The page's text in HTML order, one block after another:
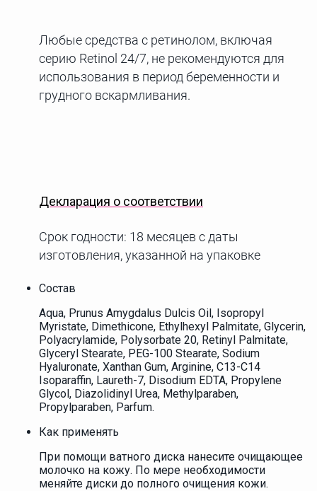
Любые средства с ретинолом, включая
серию Retinol 24/7, не рекомендуются для
использования в период беременности и
грудного вскармливания.
Декларация о соответствии
Срок годности: 18 месяцев с даты
изготовления, указанной на упаковке
Состав
Aqua, Prunus Amygdalus Dulcis Oil, Isopropyl
Myristate, Dimethicone, Ethylhexyl Palmitate, Glycerin,
Polyacrylamide, Polysorbate 20, Retinyl Palmitate,
Glyceryl Stearate, PEG-100 Stearate, Sodium
Hyaluronate, Xanthan Gum, Arginine, C13-C14
Isoparaffin, Laureth-7, Disodium EDTA, Propylene
Glycol, Diazolidinyl Urea, Methylparaben,
Propylparaben, Parfum.
Как применять
При помощи ватного диска нанесите очищающее
молочко на кожу. По мере необходимости
меняйте диски до полного очищения кожи.